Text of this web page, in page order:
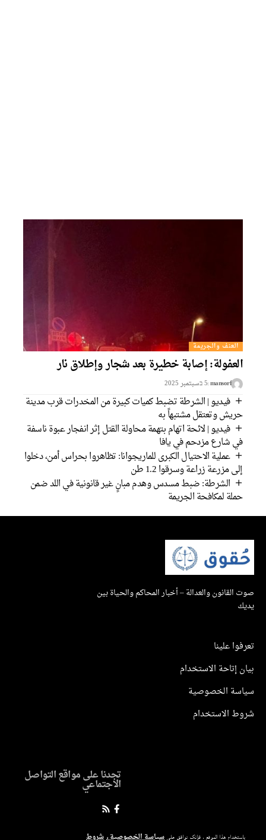
باستخدام هذا الموقع ، فإنك توافق على سياسة الخصوصيةو شروط
العنف والجريمة
العفولة: إصابة خطيرة بعد شجار وإطلاق نار
mansorf 5 בسبتمبر 2025
فيديو | الشرطة تضبط كميات كبيرة من المخدرات قرب مدينة
حريش وتعتقل مشتبهاً به
فيديو | لائحة اتهام بتهمة محاولة القتل إثر انفجار عبوة ناسفة
في شارع مزدحم في يافا
عملية الاحتيال الكبرى للماريجوانا: تظاهروا بحراس أمن، دخلوا
إلى مزرعة زراعة وسرقوا 1.2 طن
الشرطة: ضبط مسدس وهدم مبانٍ غير قانونية في اللد ضمن
حملة لمكافحة الجريمة
صوت القانون والعدالة – أخبار المحاكم والحياة بين
يديك
تعرفوا علينا
بيان إتاحة الاستخدام
سياسة الخصوصية
شروط الاستخدام
تجدنا على مواقع التواصل
الاجتماعي